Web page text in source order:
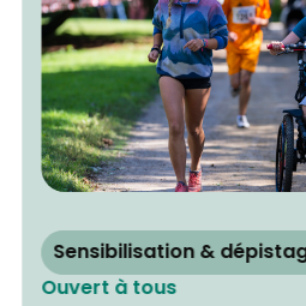
Sensibilisation &
Ouvert à tous